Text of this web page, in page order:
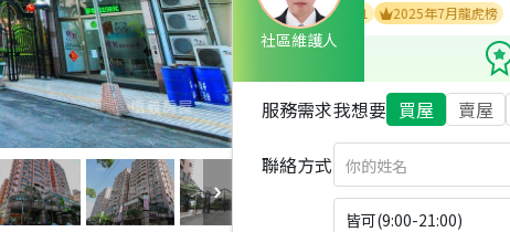
社區維護人
2026年7月區成件TOP2 2025年7月區成件TOP1 2025年7月龍虎榜
服務需求我想要 買屋 賣屋
聯絡方式
皆可(9:00-21:00)